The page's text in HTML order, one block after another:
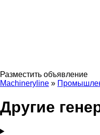
Разместить объявление
Machineryline »
Другие